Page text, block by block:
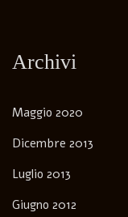
Archivi
Maggio 2020
Dicembre 2013
Luglio 2013
Giugno 2012